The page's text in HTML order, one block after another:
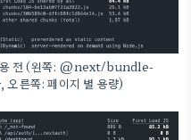
전 (왼쪽: @next/bundle-
른쪽: 페이지 별 용량)